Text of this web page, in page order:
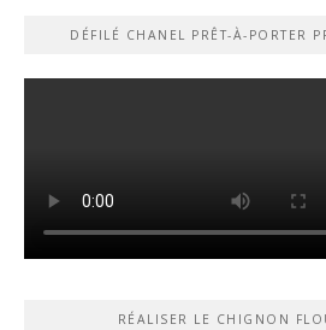
DÉFILÉ CHANEL PRÊT-À-PORTER
RÉALISER LE CHIGNON